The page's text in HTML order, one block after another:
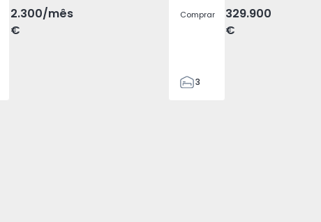
2.300
€
/mês Comprar
329.900
€
3